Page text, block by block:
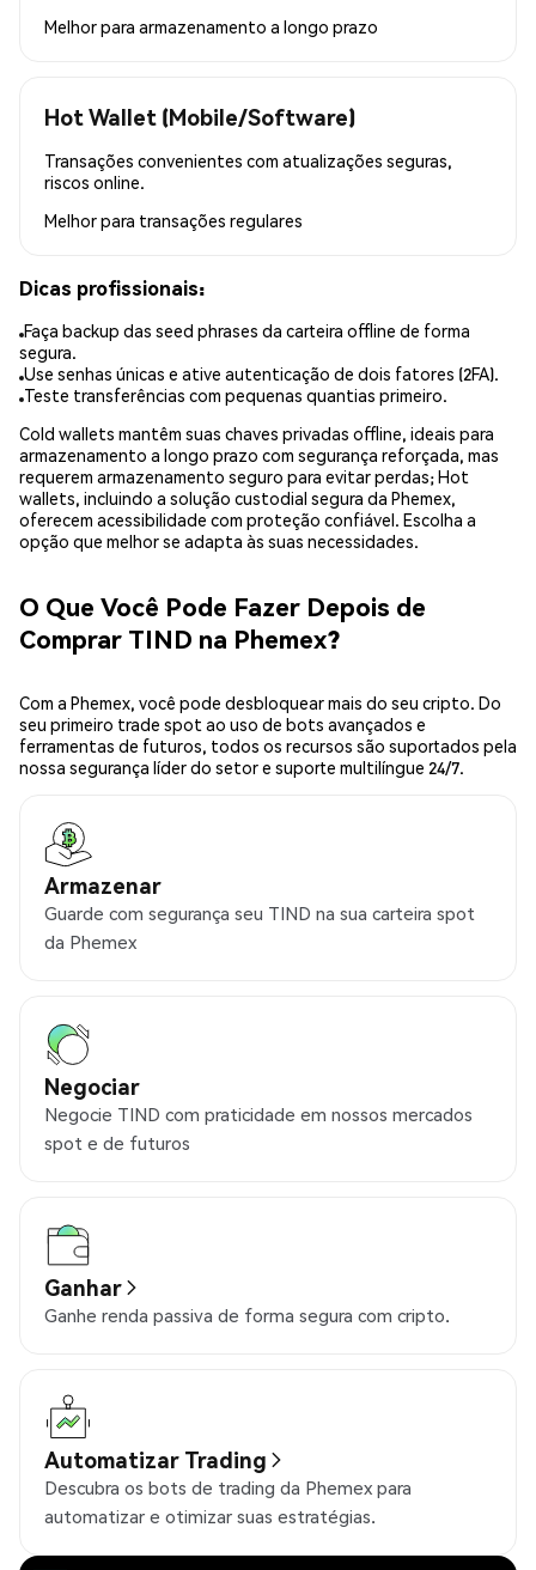
Melhor para armazenamento a longo prazo
Hot Wallet (Mobile/Software)
Transações convenientes com atualizações seguras,
riscos online.
Melhor para transações regulares
Dicas profissionais:
Faça backup das seed phrases da carteira offline de forma
segura.
Use senhas únicas e ative autenticação de dois fatores (2FA).
Teste transferências com pequenas quantias primeiro.
Cold wallets mantêm suas chaves privadas offline, ideais para
armazenamento a longo prazo com segurança reforçada, mas
requerem armazenamento seguro para evitar perdas; Hot
wallets, incluindo a solução custodial segura da Phemex,
oferecem acessibilidade com proteção confiável. Escolha a
opção que melhor se adapta às suas necessidades.
O Que Você Pode Fazer Depois de
Comprar TIND na Phemex?
Com a Phemex, você pode desbloquear mais do seu cripto. Do
seu primeiro trade spot ao uso de bots avançados e
ferramentas de futuros, todos os recursos são suportados pela
nossa segurança líder do setor e suporte multilíngue 24/7.
Armazenar
Guarde com segurança seu TIND na sua carteira spot
da Phemex
Negociar
Negocie TIND com praticidade em nossos mercados
spot e de futuros
Ganhar
Ganhe renda passiva de forma segura com cripto.
Automatizar Trading
Descubra os bots de trading da Phemex para
automatizar e otimizar suas estratégias.